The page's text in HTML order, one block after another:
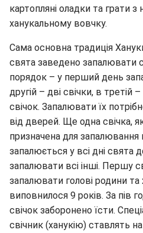
картопляні оладки та грати
ханукальному вовчку.
Сама основна традиція
свята заведено запалювати
порядок – у перший день
другій – дві свічки, в третій
свічок. Запалювати їх
від дверей. Ще одна свічка,
призначена для запалювання
запалюється у всі дні свята
запалювати всі інші. Першу
запалювати голові родини
виповнилося 9 років. За пів
свічок заборонено їсти.
свічник (ханукію) ставлять на